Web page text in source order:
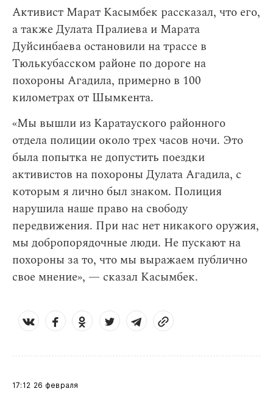
Активист Марат Касымбек рассказал, что его,
а также Дулата Пралиева и Марата
Дуйсинбаева остановили на трассе в
Тюлькубасском районе по дороге на
похороны Агадила, примерно в 100
километрах от Шымкента.
«Мы вышли из Каратауского районного
отдела полиции около трех часов ночи. Это
была попытка не допустить поездки
активистов на похороны Дулата Агадила, с
которым я лично был знаком. Полиция
нарушила наше право на свободу
передвижения. При нас нет никакого оружия,
мы добропорядочные люди. Не пускают на
похороны за то, что мы выражаем публично
свое мнение», — сказал Касымбек.
17:12 26 февраля